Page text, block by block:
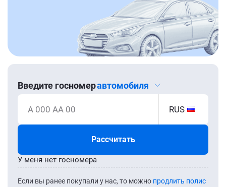
Введите госномеравтомобиля
А 000 АА 00 RUS
Рассчитать
Если вы ранее покупали у нас, то можно продлить полис
У меня нет госномера